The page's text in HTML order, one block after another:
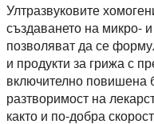
Ултразвуковите
създаването на микро-
позволяват да се
и продукти за грижа с
включително повишена
разтворимост на
както и по-добра